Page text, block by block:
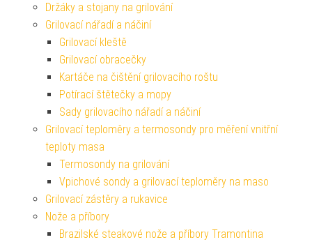
Držáky a stojany na grilování
Grilovací nářadí a náčiní
Grilovací kleště
Grilovací obracečky
Kartáče na čištění grilovacího roštu
Potírací štětečky a mopy
Sady grilovacího nářadí a náčiní
Grilovací teploměry a termosondy pro měření vnitřní
teploty masa
Termosondy na grilování
Vpichové sondy a grilovací teploměry na maso
Grilovací zástěry a rukavice
Nože a příbory
Brazilské steakové nože a příbory Tramontina